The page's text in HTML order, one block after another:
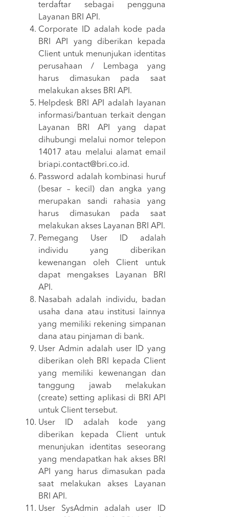
terdaftar sebagai pengguna
Layanan BRI API.
Corporate ID adalah kode pada
BRI API yang diberikan kepada
Client untuk menunjukan identitas
perusahaan / Lembaga yang
harus dimasukan pada saat
melakukan akses BRI API.
Helpdesk BRI API adalah layanan
informasi/bantuan terkait dengan
Layanan BRI API yang dapat
dihubungi melalui nomor telepon
14017 atau melalui alamat email
briapi.contact@bri.co.id.
Password adalah kombinasi huruf
(besar – kecil) dan angka yang
merupakan sandi rahasia yang
harus dimasukan pada saat
melakukan akses Layanan BRI API.
Pemegang User ID adalah
individu yang diberikan
kewenangan oleh Client untuk
dapat mengakses Layanan BRI
API.
Nasabah adalah individu, badan
usaha dana atau institusi lainnya
yang memiliki rekening simpanan
dana atau pinjaman di bank.
User Admin adalah user ID yang
diberikan oleh BRI kepada Client
yang memiliki kewenangan dan
tanggung jawab melakukan
(create) setting aplikasi di BRI API
untuk Client tersebut.
User ID adalah kode yang
diberikan kepada Client untuk
menunjukan identitas seseorang
yang mendapatkan hak akses BRI
API yang harus dimasukan pada
saat melakukan akses Layanan
BRI API.
User SysAdmin adalah user ID